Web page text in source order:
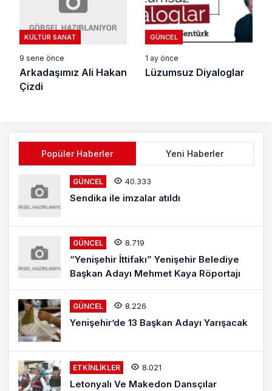
KÜLTÜR SANAT
9 sene önce
Arkadaşımız Ali Hakan
Çizdi
GÜNCEL
1 ay önce
Lüzumsuz Diyaloglar
Popüler Haberler Yeni Haberler
GÜNCEL 40.333
Sendika ile imzalar atıldı
GÜNCEL 8.719
“Yenişehir İttifakı” Yenişehir Belediye
Başkan Adayı Mehmet Kaya Röportajı
GÜNCEL 8.226
Yenişehir’de 13 Başkan Adayı Yarışacak
ETKINLIKLER 8.021
Letonyalı Ve Makedon Dansçılar